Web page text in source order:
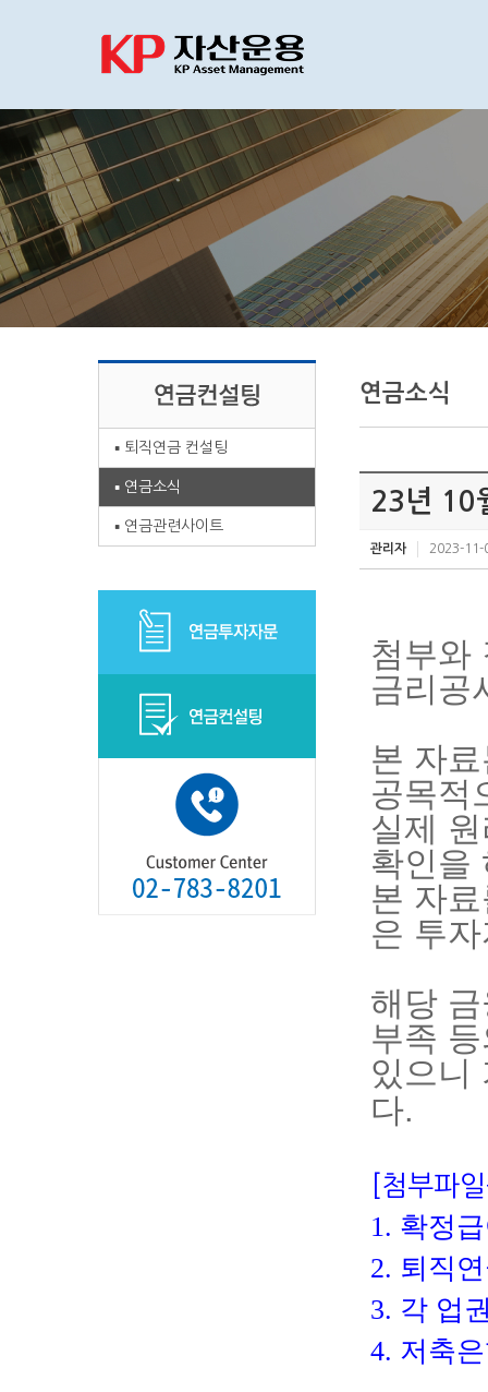
퇴직연금 컨설팅
연금소식
연금관련사이트
연금소식
23년 10
관리자 2023-11-
첨부와
금리공
본 자
공목적
실제
확인을
본 자
은 투
해당
부족
있으니
다.
첨부파
1. 확정
2. 퇴직
3. 각 업
4. 저축